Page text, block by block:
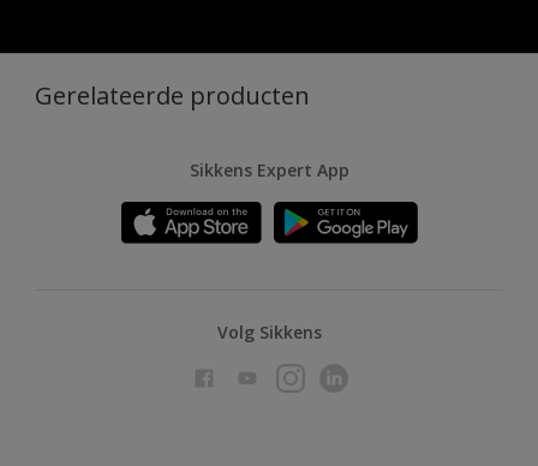
Gerelateerde producten
Sikkens Expert App
Volg Sikkens